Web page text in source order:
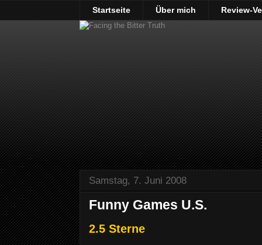
Startseite Über mich Review-
Samstag, 7. Juni 2008
Funny Games U.S.
2.5 Sterne